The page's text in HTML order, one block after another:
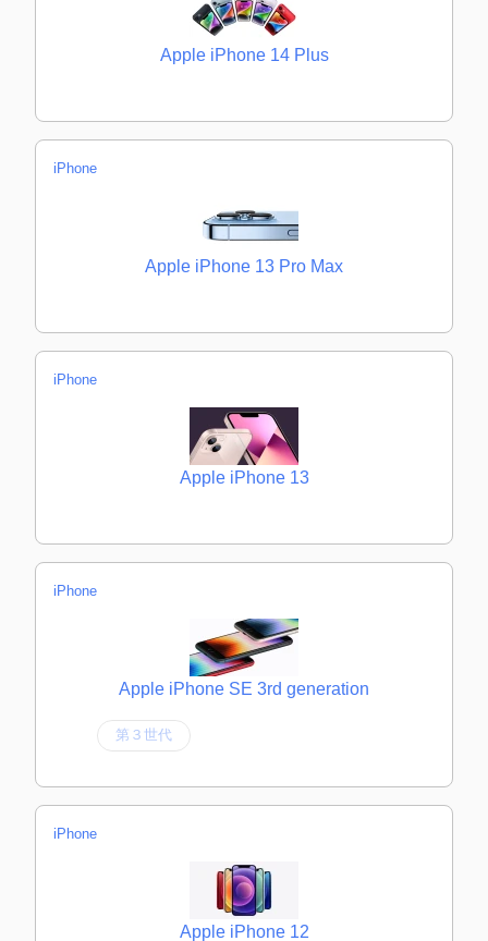
Apple iPhone 14 Plus
iPhone
Apple iPhone 13 Pro Max
iPhone
Apple iPhone 13
iPhone
Apple iPhone SE 3rd generation
第３世代
iPhone
Apple iPhone 12